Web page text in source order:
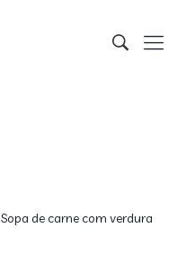
Sopa de carne com verdura